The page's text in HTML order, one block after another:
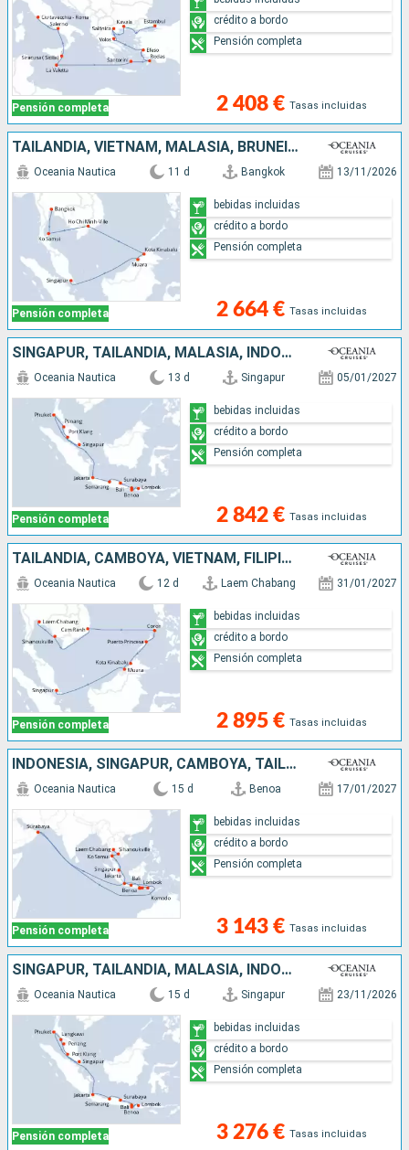
Pensión completa 2 408 € Tasas incluidas
crédito a bordo
Pensión completa
TAILANDIA, VIETNAM, MALASIA, BRUNEI, SINGAPUR
Pensión completa
Oceania Nautica 11 d Bangkok 13/11/2026
2 664 € Tasas incluidas
bebidas incluidas
crédito a bordo
Pensión completa
SINGAPUR, TAILANDIA, MALASIA, INDONESIA
Pensión completa
Oceania Nautica 13 d Singapur 05/01/2027
2 842 € Tasas incluidas
bebidas incluidas
crédito a bordo
Pensión completa
TAILANDIA, CAMBOYA, VIETNAM, FILIPINAS, MALASIA, BRUNEI, SINGAPUR
Pensión completa
Oceania Nautica 12 d Laem Chabang 31/01/2027
2 895 € Tasas incluidas
bebidas incluidas
crédito a bordo
Pensión completa
INDONESIA, SINGAPUR, CAMBOYA, TAILANDIA
Pensión completa
Oceania Nautica 15 d Benoa 17/01/2027
3 143 € Tasas incluidas
bebidas incluidas
crédito a bordo
Pensión completa
SINGAPUR, TAILANDIA, MALASIA, INDONESIA
Pensión completa
Oceania Nautica 15 d Singapur 23/11/2026
3 276 € Tasas incluidas
bebidas incluidas
crédito a bordo
Pensión completa